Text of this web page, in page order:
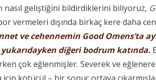
nasıl geliştiğini bildirdiklerini biliyoruz,
vermeleri dışında birkaç kere daha
ve cehennemin Good Omens’ta
diğeri bodrum katında.
çok eğlenmişler. Severek ve